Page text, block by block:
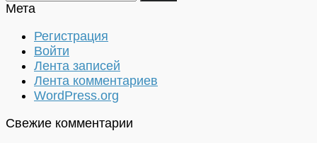
Мета
Регистрация
Войти
Лента записей
Лента комментариев
WordPress.org
Свежие комментарии